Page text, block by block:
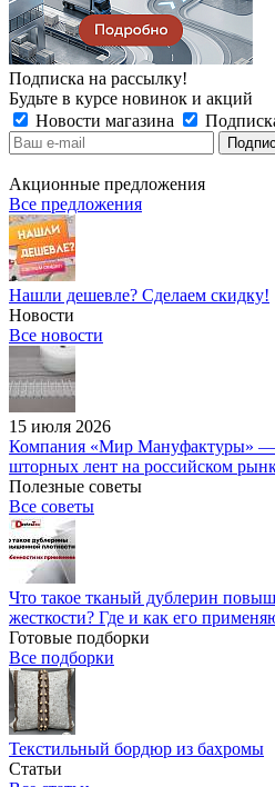
Подписка на рассылку!
Будьте в курсе новинок и акций
Новости магазина
Акционные предложения
Все предложения
Нашли дешевле? Сделаем скидку!
Новости
Все новости
15 июля 2026
Компания «Мир Мануфактуры»
шторных лент на российском
Полезные советы
Все советы
Что такое тканый дублерин
жесткости? Где и как его
Готовые подборки
Все подборки
Текстильный бордюр из бахромы
Статьи